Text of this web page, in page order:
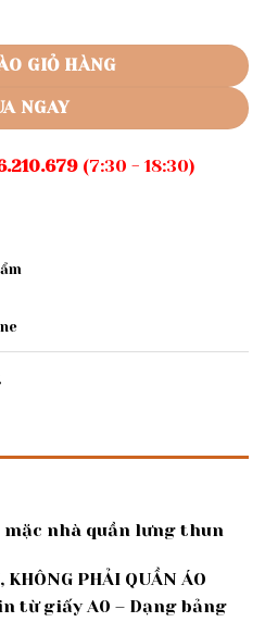
nhà lưng thun số lượng
GIỎ HÀNG
NGAY
(7:30 - 18:30)
mặc nhà quần lưng thun
PHẢI QUẦN ÁO
từ giấy A0 – Dạng bảng